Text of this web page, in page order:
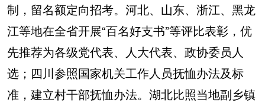
制，留名额定向招考。河北、山东、浙江、黑龙
江等地在全省开展“百名好支书”等评比表彰，优
先推荐为各级党代表、人大代表、政协委员人
选；四川参照国家机关工作人员抚恤办法及标
准，建立村干部抚恤办法。湖北比照当地副乡镇